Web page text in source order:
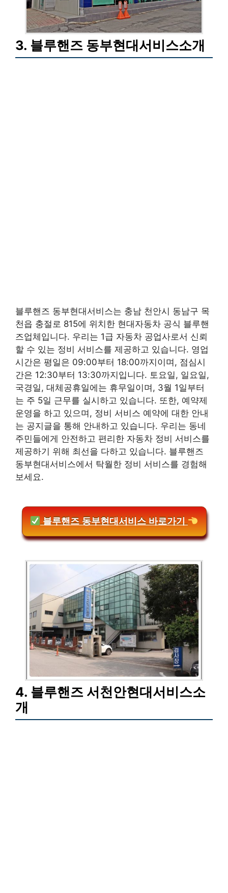
3. 블루핸즈 동부현대서비스소개
블루핸즈 동부현대서비스는 충남 천안시 동남구 목
천읍 충절로 815에 위치한 현대자동차 공식 블루핸
즈업체입니다. 우리는 1급 자동차 공업사로서 신뢰
할 수 있는 정비 서비스를 제공하고 있습니다. 영업
시간은 평일은 09:00부터 18:00까지이며, 점심시
간은 12:30부터 13:30까지입니다. 토요일, 일요일,
국경일, 대체공휴일에는 휴무일이며, 3월 1일부터
는 주 5일 근무를 실시하고 있습니다. 또한, 예약제
운영을 하고 있으며, 정비 서비스 예약에 대한 안내
는 공지글을 통해 안내하고 있습니다. 우리는 동네
주민들에게 안전하고 편리한 자동차 정비 서비스를
제공하기 위해 최선을 다하고 있습니다. 블루핸즈
동부현대서비스에서 탁월한 정비 서비스를 경험해
보세요.
블루핸즈 동부현대서비스 바로가기
4. 블루핸즈 서천안현대서비스소
개